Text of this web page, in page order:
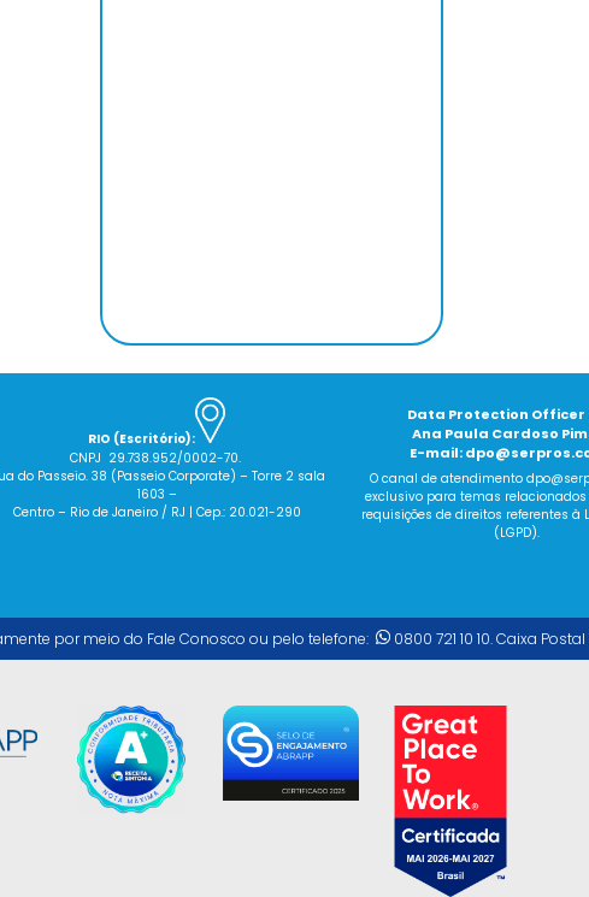
RIO (Escritório):
CNPJ 29.738.952/0002-70.
do Passeio. 38 (Passeio Corporate) – Torre 2 sala
1603 –
Centro – Rio de Janeiro / RJ | Cep.: 20.021-290
Data Protection Officer
Ana Paula Cardoso
E-mail:
O canal deatendimento
exclusivo para temas
requisições dedireitos referentes à
(LGPD).
por meio do Fale Conosco ou pelo telefone: 0800 721 10 10. Caixa Postal